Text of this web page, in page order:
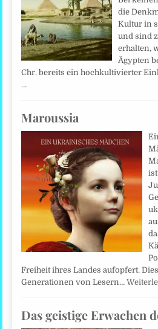
die
Kultur in
und sind
erhalten,
Ägypten
Chr. bereits ein hochkultivierter
…
Maroussia
Freiheit ihres Landes aufopfert.
Generationen von Lesern…
Das geistige Erwachen